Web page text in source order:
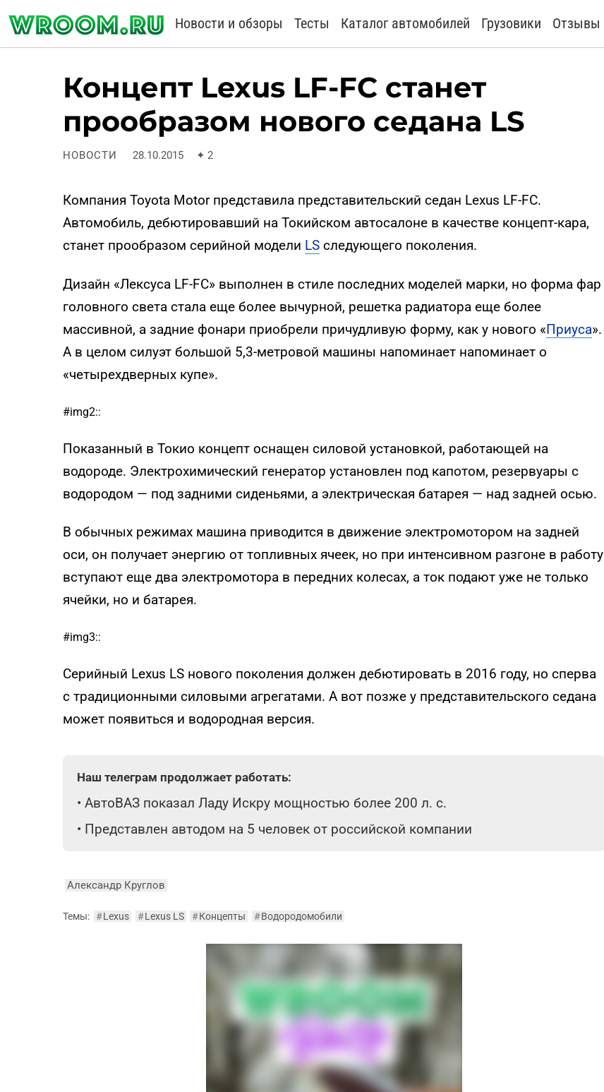
Новости и обзоры Тесты Каталог автомобилей Грузовики Отзывы
Концепт Lexus LF-FC станет
прообразом нового седана LS
НОВОСТИ 28.10.2015 ✦ 2
Компания Toyota Motor представила представительский седан Lexus LF-FC.
Автомобиль, дебютировавший на Токийском автосалоне в качестве концепт-кара,
станет прообразом серийной модели LS следующего поколения.
Дизайн «Лексуса LF-FC» выполнен в стиле последних моделей марки, но форма фар
головного света стала еще более вычурной, решетка радиатора еще более
массивной, а задние фонари приобрели причудливую форму, как у нового «Приуса».
А в целом силуэт большой 5,3-метровой машины напоминает напоминает о
«четырехдверных купе».
#img2::
Показанный в Токио концепт оснащен силовой установкой, работающей на
водороде. Электрохимический генератор установлен под капотом, резервуары с
водородом — под задними сиденьями, а электрическая батарея — над задней осью.
В обычных режимах машина приводится в движение электромотором на задней
оси, он получает энергию от топливных ячеек, но при интенсивном разгоне в работу
вступают еще два электромотора в передних колесах, а ток подают уже не только
ячейки, но и батарея.
#img3::
Серийный Lexus LS нового поколения должен дебютировать в 2016 году, но сперва
с традиционными силовыми агрегатами. А вот позже у представительского седана
может появиться и водородная версия.
Наш телеграм продолжает работать:
• АвтоВАЗ показал Ладу Искру мощностью более 200 л. с.
• Представлен автодом на 5 человек от российской компании
Александр Круглов
Темы: #Lexus #Lexus LS #Концепты #Водородомобили